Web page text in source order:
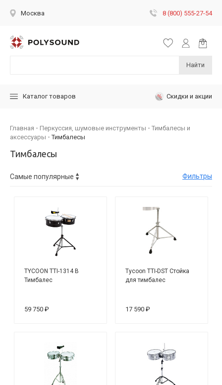
Москва 8 (800) 555-27-54
Найти
Каталог товаров Скидки и акции
Главная Перкуссия, шумовые инструменты
Тимбалесы и
аксессуары
Тимбалесы
Тимбалесы
Фильтры
TYCOON TTI-1314 B
Тимбалес
59 750 ₽
Tycoon TTI-DST Стойка
для тимбалес
17 590 ₽